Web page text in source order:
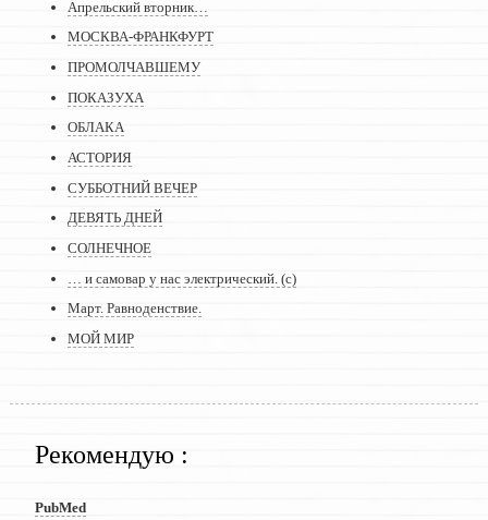
Апрельский вторник…
МОСКВА-ФРАНКФУРТ
ПРОМОЛЧАВШЕМУ
ПОКАЗУХА
ОБЛАКА
АСТОРИЯ
СУББОТНИЙ ВЕЧЕР
ДЕВЯТЬ ДНЕЙ
СОЛНЕЧНОЕ
… и самовар у нас электрический. (с)
Март. Равноденствие.
МОЙ МИР
Рекомендую :
PubMed